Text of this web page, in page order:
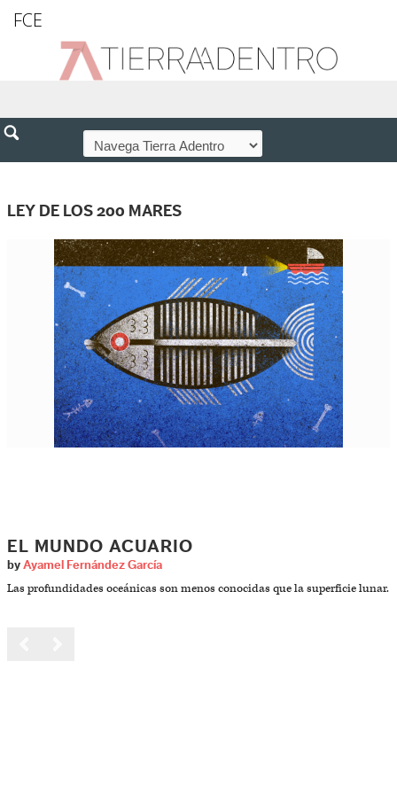
FCE
LEY DE LOS 200 MARES
EL MUNDO ACUARIO
by Ayamel Fernández García
Las profundidades oceánicas son menos conocidas que la superficie lunar.